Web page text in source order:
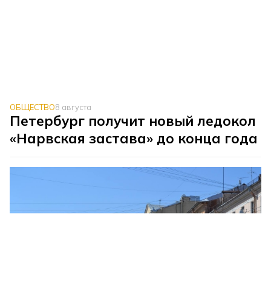
ОБЩЕСТВО8 августа
Петербург получит новый ледокол
«Нарвская застава» до конца года